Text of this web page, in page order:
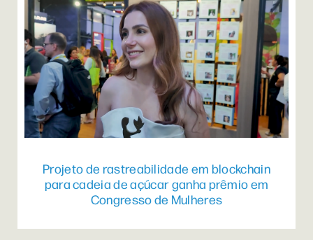
Projeto de rastreabilidade em blockchain
para cadeia de açúcar ganha prêmio em
Congresso de Mulheres